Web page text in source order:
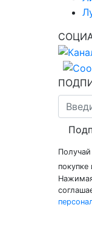
покупке